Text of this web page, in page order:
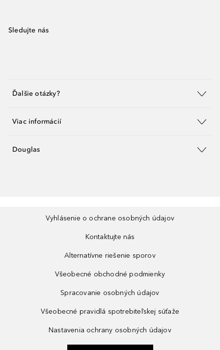
Sledujte nás
Ďalšie otázky?
Viac informácií
Douglas
Vyhlásenie o ochrane osobných údajov
Kontaktujte nás
Alternatívne riešenie sporov
Všeobecné obchodné podmienky
Spracovanie osobných údajov
Všeobecné pravidlá spotrebiteľskej súťaže
Nastavenia ochrany osobných údajov